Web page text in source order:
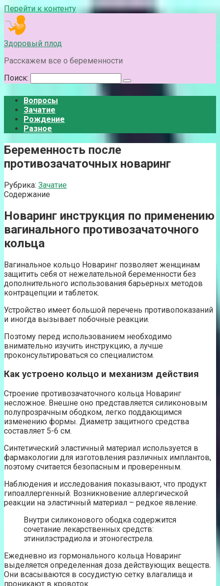
Перейти к контенту
Здоровый плод
Расскажем все о беременности
Поиск:
Вопросы
Зачатие
Рождение
Разное
Беременность после
противозачаточных новаринг
Рубрика: Зачатие
Содержание
Новаринг инструкция по применению
вагинального противозачаточного
кольца
Вагинальное кольцо Новаринг позволяет женщинам
защитить себя от нежелательной беременности без
дополнительного использования барьерных методов
контрацепции и таблеток.
Устройство имеет большой перечень противопоказаний
и иногда вызывает побочные реакции.
Поэтому перед использованием необходимо
внимательно изучить инструкцию, а лучше
проконсультироваться со специалистом.
Как устроено кольцо и механизм действия
Строение противозачаточного кольца Новаринг
несложное. Внешне оно представляется силиконовым
полупрозрачным ободком, легко поддающимся
изменению формы. Диаметр защитного средства
составляет 5-6 см.
Синтетический эластичный материал используется в
фармакологии для изготовления различных имплантов,
поэтому считается безопасным и проверенным.
Наблюдения и исследования показывают, что продукт
гипоаллергенный. Возникновение аллергической
реакции на эластичный материал – редкое явление.
Внутри силиконового ободка содержится
сочетание лекарственных средств:
этинилэстрадиола и этоногестрела.
Ежедневно из гормонального кольца Новаринг
выделяется определенная доза действующих веществ.
Они всасываются в сосудистую сетку влагалища и
проникают в кровоток.